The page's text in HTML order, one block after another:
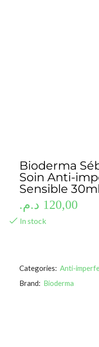
Bioderma
Soin Anti-
Sensible 30ml
120,00 د.م.
In stock
Categories: Anti-
Brand: Bioderma